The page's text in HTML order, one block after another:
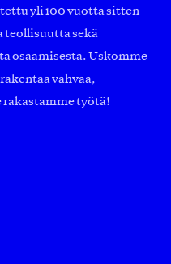
yli 100 vuotta sitten
teollisuutta sekä
osaamisesta. Uskomme
vahvaa,
työtä!